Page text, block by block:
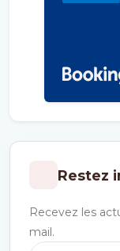
Restez
Recevez les
mail.